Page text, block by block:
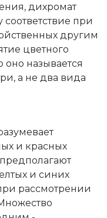
дихромат
другим
называется
и красных
и синих
рассмотрении